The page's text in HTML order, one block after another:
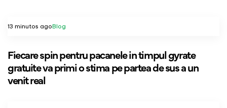
13 minutos agoBlog
Fiecare spin pentru pacanele in timpul gyrate
gratuite va primi o stima pe partea de sus a un
venit real